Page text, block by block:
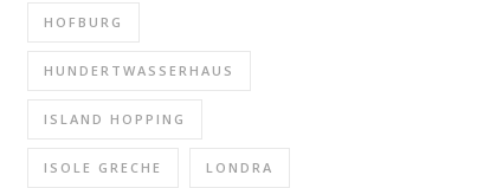
HOFBURG
HUNDERTWASSERHAUS
ISLAND HOPPING
ISOLE GRECHE LONDRA